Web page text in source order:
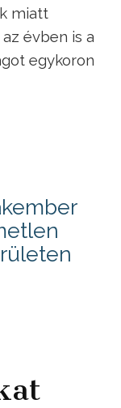
miatt
évben is a
egykoron